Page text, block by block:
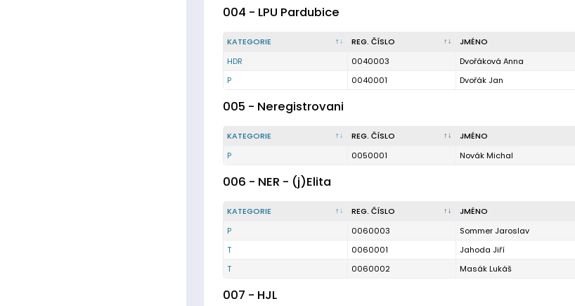
004 - LPU Pardubice
KATEGORIE REG. ČÍSLO JMÉNO
HDR
0040003 Dvořáková Anna
P
0040001 Dvořák Jan
005 - Neregistrovani
KATEGORIE REG. ČÍSLO JMÉNO
P
0050001 Novák Michal
006 - NER - (j)Elita
KATEGORIE REG. ČÍSLO JMÉNO
P
0060003 Sommer Jaroslav
T
0060001 Jahoda Jiří
T
0060002 Masák Lukáš
007 - HJL